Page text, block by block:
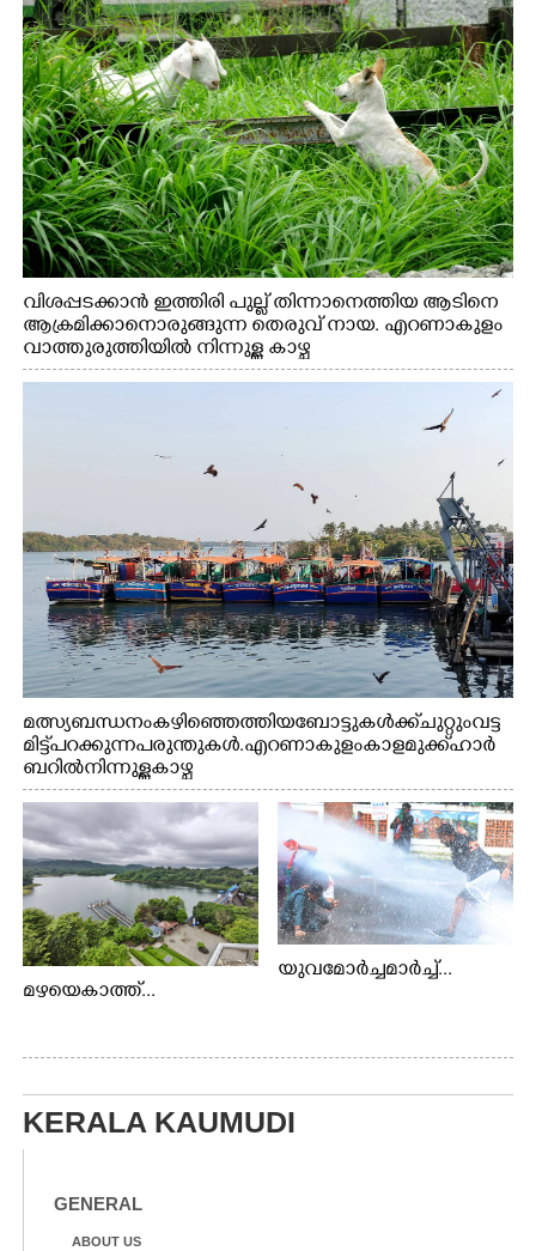
വിശപ്പടക്കാൻ ഇത്തിരി പുല്ല് തിന്നാനെത്തിയ ആടിനെ
ആക്രമിക്കാനൊരുങ്ങുന്ന തെരുവ് നായ. എറണാകുളം
വാത്തുരുത്തിയിൽ നിന്നുള്ള കാഴ്ച
മത്സ്യബന്ധനം കഴിഞ്ഞെത്തിയ ബോട്ടുകൾക്ക് ചുറ്റും വട്ട
മിട്ട് പറക്കുന്ന പരുന്തുകൾ. എറണാകുളം കാളമുക്ക് ഹാർ
ബറിൽ നിന്നുള്ള കാഴ്ച
മഴയെകാത്ത്...
യുവമോർച്ചമാർച്ച്...
KERALA KAUMUDI
GENERAL
ABOUT US